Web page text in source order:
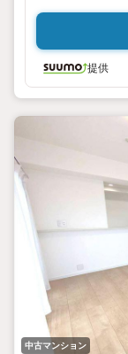
提供
中古マンション